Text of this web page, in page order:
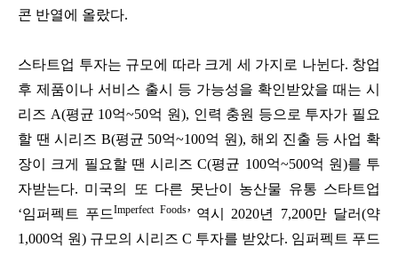
콘 반열에 올랐다.
스타트업 투자는 규모에 따라 크게 세 가지로 나뉜다. 창업
후 제품이나 서비스 출시 등 가능성을 확인받았을 때는 시
리즈 A(평균 10억~50억 원), 인력 충원 등으로 투자가 필요
할 땐 시리즈 B(평균 50억~100억 원), 해외 진출 등 사업 확
장이 크게 필요할 땐 시리즈 C(평균 100억~500억 원)를 투
자받는다. 미국의 또 다른 못난이 농산물 유통 스타트업
‘임퍼펙트 푸드Imperfect Foods’ 역시 2020년 7,200만 달러(약
1,000억 원) 규모의 시리즈 C 투자를 받았다. 임퍼펙트 푸드